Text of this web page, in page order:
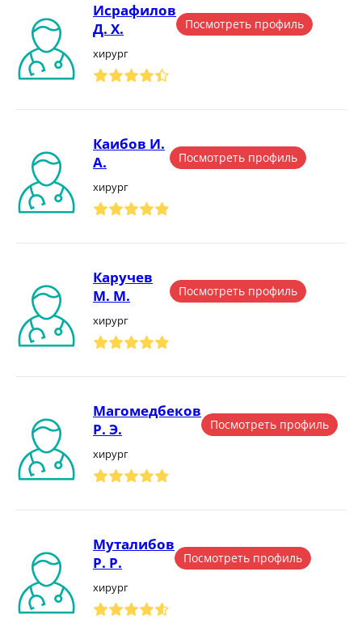
Исрафилов
Д. Х.
хирург
Посмотреть профиль
Каибов И.
А.
хирург
Посмотреть профиль
Каручев
М. М.
хирург
Посмотреть профиль
Магомедбеков
Р. Э.
хирург
Посмотреть профиль
Муталибов
Р. Р.
хирург
Посмотреть профиль